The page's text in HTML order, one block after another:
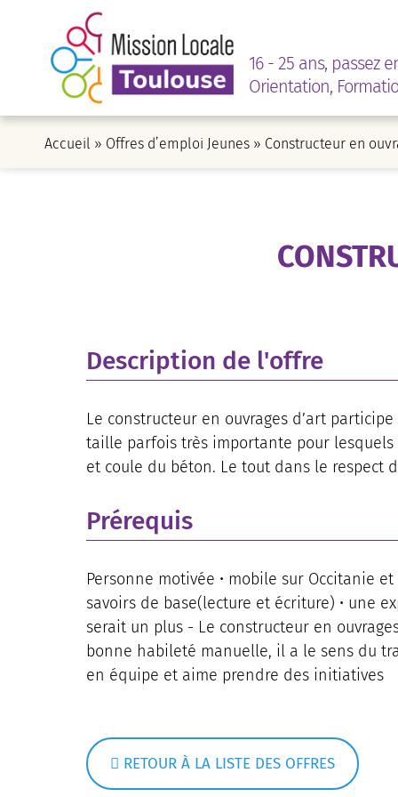
16 - 25 ans, passez
Orientation,
Accueil » Offres d’emploi Jeunes » Constructeur en
Description de l'offre
Le constructeur en ouvrages d’art
taille parfois très importante pour
et coule du béton. Le tout dans le respect
Prérequis
Personne motivée • mobile sur Occitanie
savoirs de base(lecture et écriture) • une
serait un plus - Le constructeur en
bonne habileté manuelle, il a le sens du
en équipe et aime prendre des initiatives
RETOUR À LA LISTE DES OFFRES